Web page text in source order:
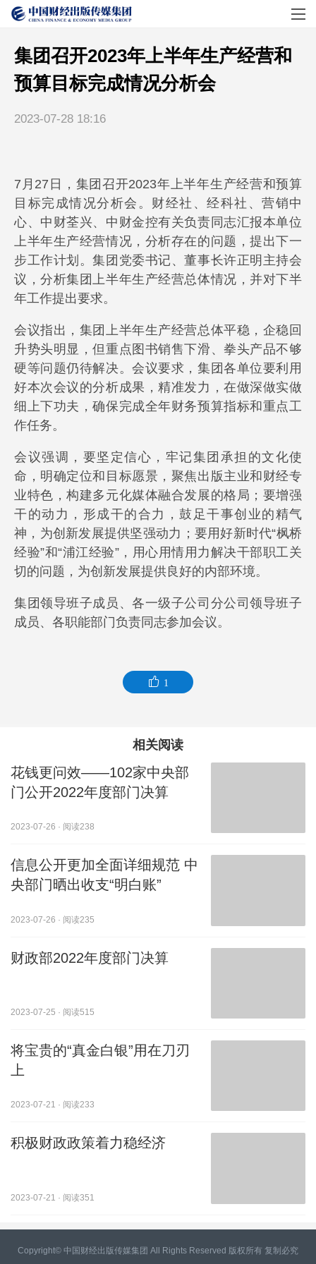
集团召开2023年上半年生产经营和
预算目标完成情况分析会
2023-07-28 18:16
7月27日，集团召开2023年上半年生产经营和预算
目标完成情况分析会。财经社、经科社、营销中
心、中财荃兴、中财金控有关负责同志汇报本单位
上半年生产经营情况，分析存在的问题，提出下一
步工作计划。集团党委书记、董事长许正明主持会
议，分析集团上半年生产经营总体情况，并对下半
年工作提出要求。
会议指出，集团上半年生产经营总体平稳，企稳回
升势头明显，但重点图书销售下滑、拳头产品不够
硬等问题仍待解决。会议要求，集团各单位要利用
好本次会议的分析成果，精准发力，在做深做实做
细上下功夫，确保完成全年财务预算指标和重点工
作任务。
会议强调，要坚定信心，牢记集团承担的文化使
命，明确定位和目标愿景，聚焦出版主业和财经专
业特色，构建多元化媒体融合发展的格局；要增强
干的动力，形成干的合力，鼓足干事创业的精气
神，为创新发展提供坚强动力；要用好新时代“枫桥
经验”和“浦江经验”，用心用情用力解决干部职工关
切的问题，为创新发展提供良好的内部环境。
集团领导班子成员、各一级子公司分公司领导班子
成员、各职能部门负责同志参加会议。
1
相关阅读
花钱更问效——102家中央部
门公开2022年度部门决算
2023-07-26 · 阅读238
信息公开更加全面详细规范 中
央部门晒出收支“明白账”
2023-07-26 · 阅读235
财政部2022年度部门决算
2023-07-25 · 阅读515
将宝贵的“真金白银”用在刀刃
上
2023-07-21 · 阅读233
积极财政政策着力稳经济
2023-07-21 · 阅读351
Copyright© 中国财经出版传媒集团 All Rights Reserved 版权所有 复制必究